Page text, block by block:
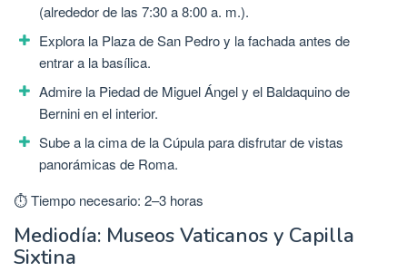
(alrededor de las 7:30 a 8:00 a. m.).
Explora la Plaza de San Pedro y la fachada antes de
entrar a la basílica.
Admire la Piedad de Miguel Ángel y el Baldaquino de
Bernini en el interior.
Sube a la cima de la Cúpula para disfrutar de vistas
panorámicas de Roma.
⏱ Tiempo necesario: 2–3 horas
Mediodía: Museos Vaticanos y Capilla
Sixtina